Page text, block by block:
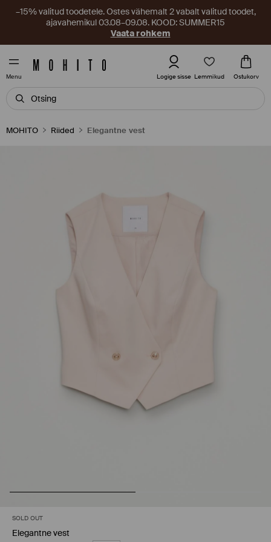
–15% valitud toodetele. Ostes vähemalt 2 vabalt valitud toodet,
ajavahemikul 03.08–09.08. KOOD: SUMMER15
Vaata rohkem
Menu Logige sisse Lemmikud Ostukorv
MOHITO Riided Elegantne vest
SOLD OUT
Elegantne vest